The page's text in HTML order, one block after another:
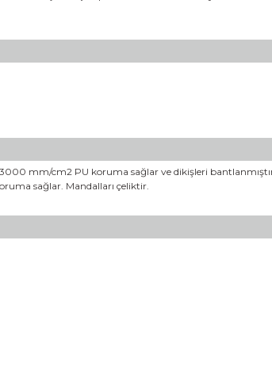
3000 mm/cm2 PU koruma sağlar ve dikişleri
sağlar. Mandalları çeliktir.